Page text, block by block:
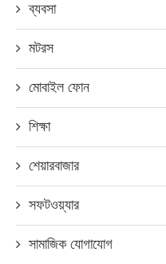
ব্যবসা
মটরস
মোবাইল ফোন
শিক্ষা
শেয়ারবাজার
সফটওয়্যার
সামাজিক যোগাযোগ